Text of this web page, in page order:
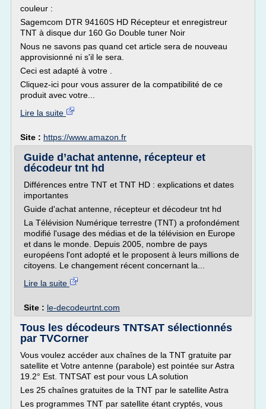
couleur :
Sagemcom DTR 94160S HD Récepteur et enregistreur
TNT à disque dur 160 Go Double tuner Noir
Nous ne savons pas quand cet article sera de nouveau
approvisionné ni s'il le sera.
Ceci est adapté à votre .
Cliquez-ici pour vous assurer de la compatibilité de ce
produit avec votre...
Lire la suite
Site : https://www.amazon.fr
Guide d’achat antenne, récepteur et
décodeur tnt hd
Différences entre TNT et TNT HD : explications et dates
importantes
Guide d'achat antenne, récepteur et décodeur tnt hd
La Télévision Numérique terrestre (TNT) a profondément
modifié l'usage des médias et de la télévision en Europe
et dans le monde. Depuis 2005, nombre de pays
européens l'ont adopté et le proposent à leurs millions de
citoyens. Le changement récent concernant la...
Lire la suite
Site : le-decodeurtnt.com
Tous les décodeurs TNTSAT sélectionnés
par TVCorner
Vous voulez accéder aux chaînes de la TNT gratuite par
satellite et Votre antenne (parabole) est pointée sur Astra
19.2° Est. TNTSAT est pour vous LA solution
Les 25 chaînes gratuites de la TNT par le satellite Astra
Les programmes TNT par satellite étant cryptés, vous